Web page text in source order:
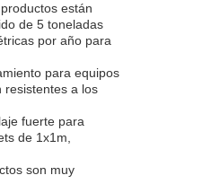
están
de 5 toneladas
por año para
para equipos
resistentes a los
fuerte para
de 1x1m,
son muy